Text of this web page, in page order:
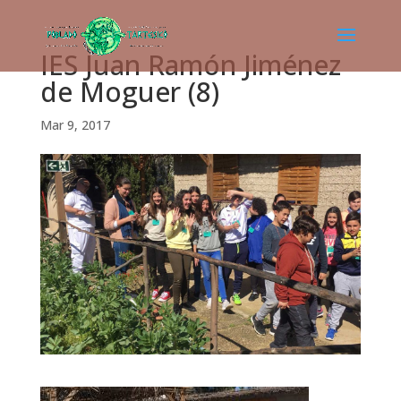
IES Juan Ramón Jiménez
de Moguer (8)
Mar 9, 2017